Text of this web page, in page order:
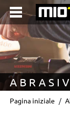
principale
Pagina iniziale